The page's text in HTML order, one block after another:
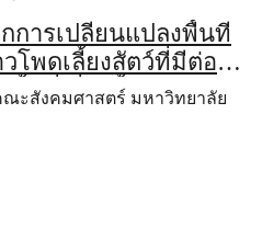
การเปลี่ยนแปลงพื้นที่
โพดเลี้ยงสัตว์ที่มีต่อ
พื้นที่เสี่ยงน้ำท่วม
นที่เสี่ยงดินโคลนถล่ม
บริเวณพื้นที่ลุ่มน้ำติดต่อ
ยนมา และสปป.ลาว
ะสังคมศาสตร์ มหาวิทยาลัย